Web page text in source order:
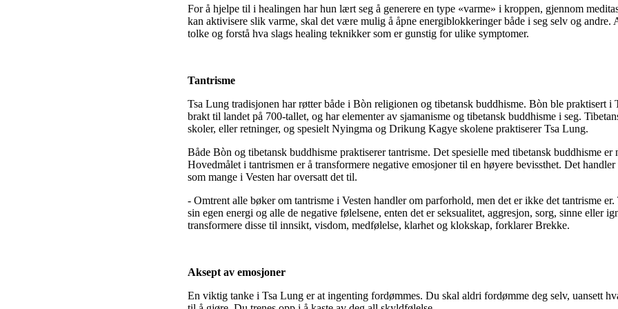
For å hjelpe til i healingen har hun lært seg å generere en type «varme» i kroppen, gjennom
kan aktivisere slik varme, skal det være mulig å åpne energiblokkeringer både i seg selv og andre.
tolke og forstå hva slags healing teknikker som er gunstig for ulike symptomer.
Tantrisme
Tsa Lung tradisjonen har røtter både i Bòn religionen og tibetansk buddhisme. Bòn ble praktisert i
brakt til landet på 700-tallet, og har elementer av sjamanisme og tibetansk buddhisme i seg.
skoler, eller retninger, og spesielt Nyingma og Drikung Kagye skolene praktiserer Tsa Lung.
Både Bòn og tibetansk buddhisme praktiserer tantrisme. Det spesielle med tibetansk buddhisme er
Hovedmålet i tantrismen er å transformere negative emosjoner til en høyere bevissthet. Det
som mange i Vesten har oversatt det til.
- Omtrent alle bøker om tantrisme i Vesten handler om parforhold, men det er ikke det tantrisme er.
sin egen energi og alle de negative følelsene, enten det er seksualitet, aggresjon, sorg, sinne eller
transformere disse til innsikt, visdom, medfølelse, klarhet og klokskap, forklarer Brekke.
Aksept av emosjoner
En viktig tanke i Tsa Lung er at ingenting fordømmes. Du skal aldri fordømme deg selv, uansett